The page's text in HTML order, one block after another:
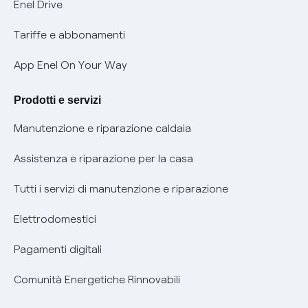
Phishing e truffe online
Verifica chi ti ha chiamato
Agevolazione utenti con disabilità per offerte Fibra
Informativa RAEE
Enel Drive
Tariffe e abbonamenti
App Enel On Your Way
Prodotti e servizi
Manutenzione e riparazione caldaia
Assistenza e riparazione per la casa
Tutti i servizi di manutenzione e riparazione
Elettrodomestici
Pagamenti digitali
Comunità Energetiche Rinnovabili